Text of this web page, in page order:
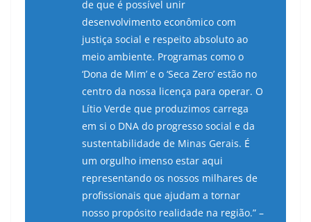
de que é possível unir
desenvolvimento econômico com
justiça social e respeito absoluto ao
meio ambiente. Programas como o
‘Dona de Mim’ e o ‘Seca Zero’ estão no
centro da nossa licença para operar. O
Lítio Verde que produzimos carrega
em si o DNA do progresso social e da
sustentabilidade de Minas Gerais. É
um orgulho imenso estar aqui
representando os nossos milhares de
profissionais que ajudam a tornar
nosso propósito realidade na região.” –